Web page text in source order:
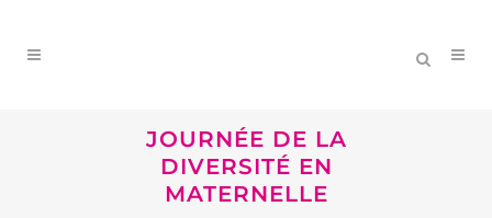
JOURNÉE DE LA
DIVERSITÉ EN
MATERNELLE